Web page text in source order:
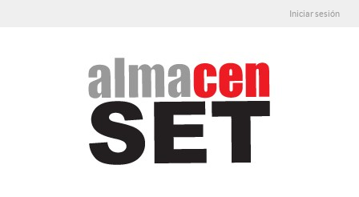
Iniciar sesión